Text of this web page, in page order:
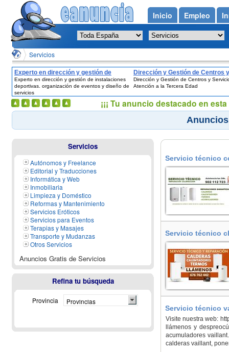
Servicios
Experto en dirección y gestión de
instalaciones deportivas. organización
de eventos y diseño de servicios
Experto en dirección y gestión de instalaciones
deportivas. organización de eventos y diseño de
servicios
Dirección y Gestión de Centros y
Servicios de Atención a la
Edad
Dirección y Gestión de Centros y
Atención a la Tercera Edad
Servicio técnico
de la Plana
Servicio técnico
Plana/Castelló de
Servicio técnico
Visite nuestra web:
llámenos y
acumuladores
calderas vaillant,
Servicios
Autónomos y Freelance
Editorial y Traducciones
Informática y Web
Inmobiliaria
Limpieza y Doméstico
Reformas y Mantenimiento
Servicios Eróticos
Servicios para Eventos
Terapias y Masajes
Transporte y Mudanzas
Otros Servicios
Anuncios Gratis de Servicios
Refina tu búsqueda
Provincia Provincias
Inicio Empleo
¡¡¡ Tu anuncio destacado en